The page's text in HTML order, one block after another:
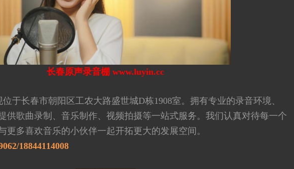
长春原声录音棚 www.luyin.cc
于长春市朝阳区工农大路盛世城D栋1908室。拥有专业的录音环境、
供歌曲录制、音乐制作、视频拍摄等一站式服务。我们认真对待每一个
更多喜欢音乐的小伙伴一起开拓更大的发展空间。
18844114008